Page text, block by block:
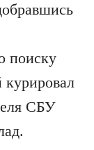
поиску
курировал
СБУ